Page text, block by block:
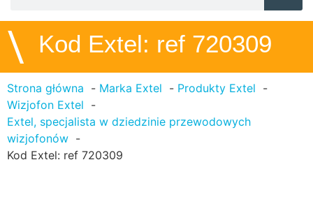
\ Kod Extel: ref 720309
Strona główna Marka Extel
Produkty Extel
Wizjofon Extel
Extel, specjalista w dziedzinie przewodowych
wizjofonów
Kod Extel: ref 720309